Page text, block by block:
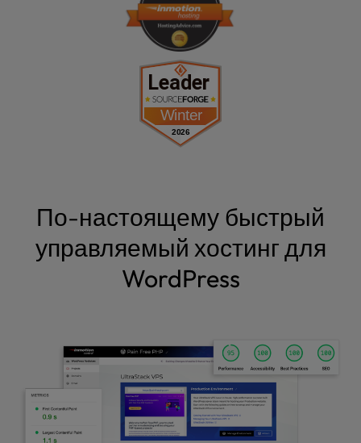
По-настоящему быстрый
управляемый хостинг для
WordPress